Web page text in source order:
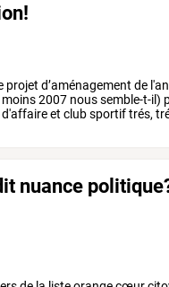
projet d’aménagement de
moins2007 noussemble-t-il)
d'affaireet clubsportiftrés,
nuance